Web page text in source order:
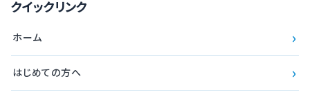
クイックリンク
ホーム ›
はじめての方へ ›